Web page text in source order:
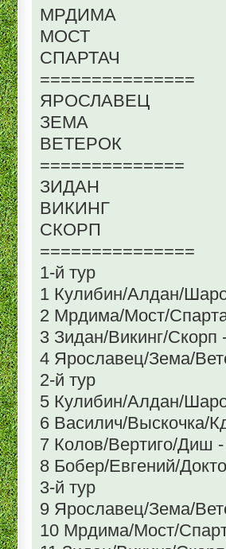
МРДИМА
МОСТ
СПАРТАЧ
===============
ЯРОСЛАВЕЦ
ЗЕМА
ВЕТЕРОК
==============
ЗИДАН
ВИКИНГ
СКОРП
===============
1-й тур
1 Кулибин/Алдан/
2 Мрдима/Мост/
3 Зидан/Викинг/
4 Ярославец/Зема/
2-й тур
5 Кулибин/Алдан/
6 Василич/Выскочка/
7 Колов/Вертиго/Диш
8 Бобер/Евгений/
3-й тур
9 Ярославец/Зема/
10 Мрдима/Мост/